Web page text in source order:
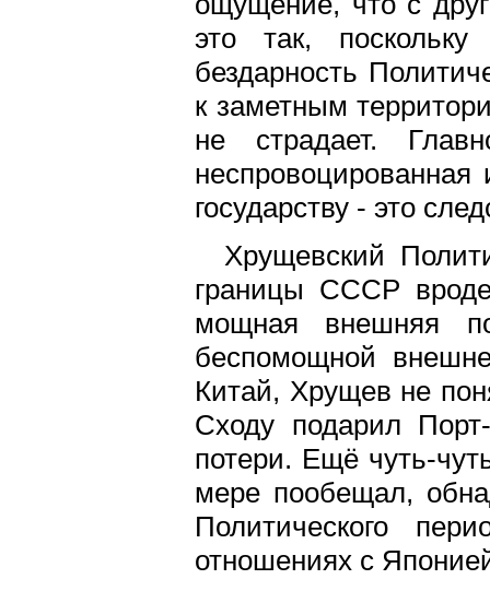
это так,
бездарность
к заметным
не страдает.
неспровоцированная
государству - это
Хрущевский
границы СССР
мощная внешняя
беспомощной
Китай, Хрущев не
Сходу подарил
потери. Ещё чуть-
мере пообещал,
Политического
отношениях с